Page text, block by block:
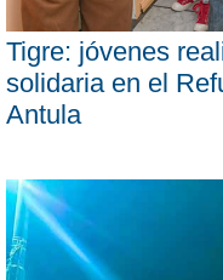
Tigre: jóvenes
solidaria en el
Antula